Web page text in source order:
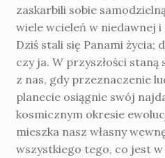
zaskarbili sobie
wiele wcieleń w niedawnej i
Dziś stali się Panami życia;
czy ja. W przyszłości staną
z nas, gdy przeznaczenie
planecie osiągnie swój
kosmicznym okresie
mieszka nasz własny
wszystkiego tego, co jest w